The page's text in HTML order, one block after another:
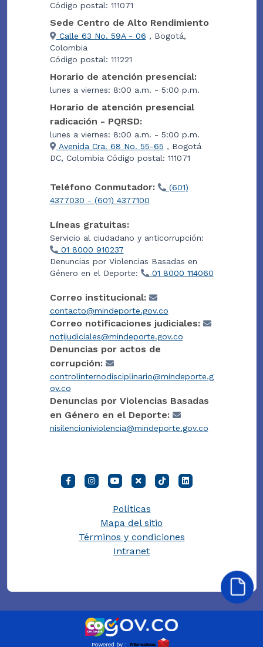
Código postal: 111071
Sede Centro de Alto Rendimiento
Calle 63 No. 59A - 06 , Bogotá,
Colombia
Código postal: 111221
Horario de atención presencial:
lunes a viernes: 8:00 a.m. - 5:00 p.m.
Horario de atención presencial
radicación - PQRSD:
lunes a viernes: 8:00 a.m. - 5:00 p.m.
Avenida Cra. 68 No. 55-65 , Bogotá
DC, Colombia Código postal: 111071
Teléfono Conmutador:
(601)
4377030 - (601) 4377100
Líneas gratuitas:
Servicio al ciudadano y anticorrupción:
01 8000 910237
Denuncias por Violencias Basadas en
Género en el Deporte:
01 8000 114060
Correo institucional:
contacto@mindeporte.gov.co
Correo notificaciones judiciales:
notijudiciales@mindeporte.gov.co
Denuncias por actos de
corrupción:
controlinternodisciplinario@mindeporte.g
ov.co
Denuncias por Violencias Basadas
en Género en el Deporte:
nisilencioniviolencia@mindeporte.gov.co
Políticas
Mapa del sitio
Términos y condiciones
Intranet
Powered by :